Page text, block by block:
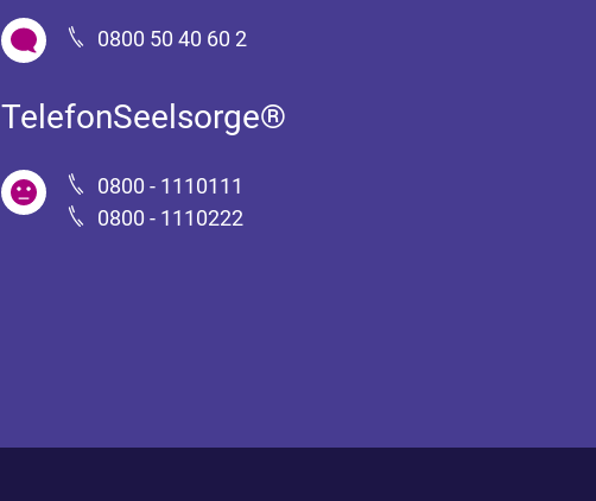
0800 50 40 60 2
TelefonSeelsorge®
0800 - 1110111
0800 - 1110222